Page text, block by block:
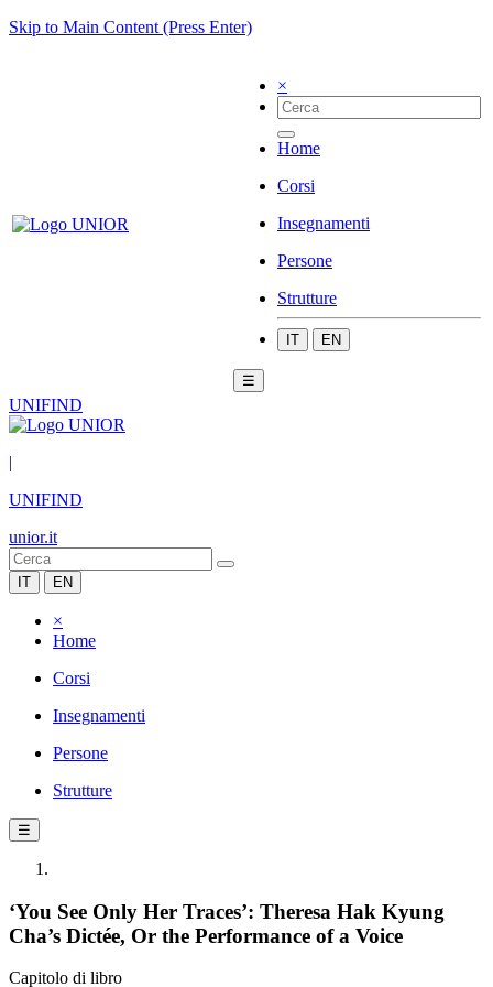
Skip to Main Content (Press Enter)
×
Home
Corsi
Insegnamenti
Persone
Strutture
IT EN
☰
UNIFIND
|
UNIFIND
unior.it
IT EN
×
Home
Corsi
Insegnamenti
Persone
Strutture
☰
‘You See Only Her Traces’: Theresa Hak Kyung
Cha’s Dictée, Or the Performance of a Voice
Capitolo di libro